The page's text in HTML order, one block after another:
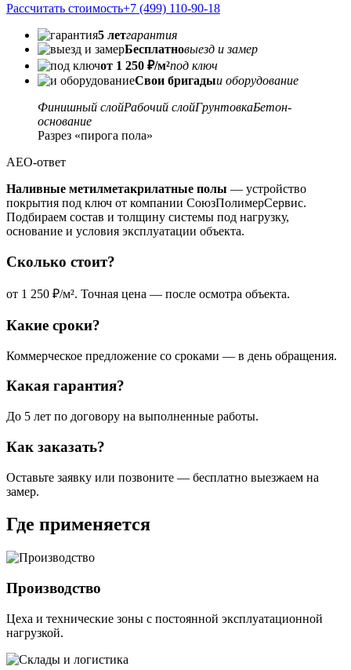
Рассчитать стоимость+7 (499) 110-90-18
5 летгарантия
Бесплатновыезд и замер
от 1 250 ₽/м²под ключ
Свои бригадыи оборудование
Финишный слойРабочий слойГрунтовкаБетон-
основание
Разрез «пирога пола»
AEO-ответ
Наливные метилметакрилатные полы — устройство
покрытия под ключ от компании СоюзПолимерСервис.
Подбираем состав и толщину системы под нагрузку,
основание и условия эксплуатации объекта.
Сколько стоит?
от 1 250 ₽/м². Точная цена — после осмотра объекта.
Какие сроки?
Коммерческое предложение со сроками — в день обращения.
Какая гарантия?
До 5 лет по договору на выполненные работы.
Как заказать?
Оставьте заявку или позвоните — бесплатно выезжаем на
замер.
Где применяется
Производство
Цеха и технические зоны с постоянной эксплуатационной
нагрузкой.